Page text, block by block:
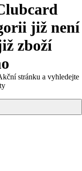
již není
zboží
stránku a vyhledejte